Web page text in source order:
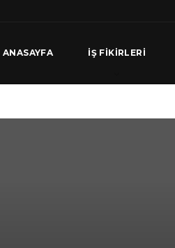
ANASAYFA İŞ FIKIRLERI